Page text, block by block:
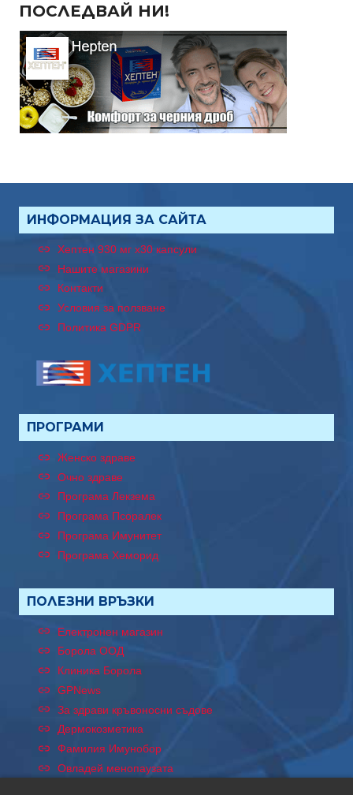
ПОСЛЕДВАЙ НИ!
ИНФОРМАЦИЯ ЗА САЙТА
Хептен 930 мг x30 капсули
Нашите магазини
Контакти
Условия за ползване
Политика GDPR
ПРОГРАМИ
Женско здраве
Очно здраве
Програма Лекзема
Програма Псоралек
Програма Имунитет
Програма Хеморид
ПОЛЕЗНИ ВРЪЗКИ
Електронен магазин
Борола ООД
Клиника Борола
GPNews
За здрави кръвоносни съдове
Дермокозметика
Фамилия Имунобор
Овладей менопаузата